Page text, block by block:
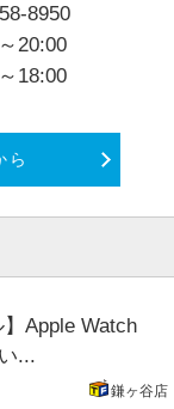
8950
20:00
18:00
ら
】Apple Watch
...
鎌ヶ谷店